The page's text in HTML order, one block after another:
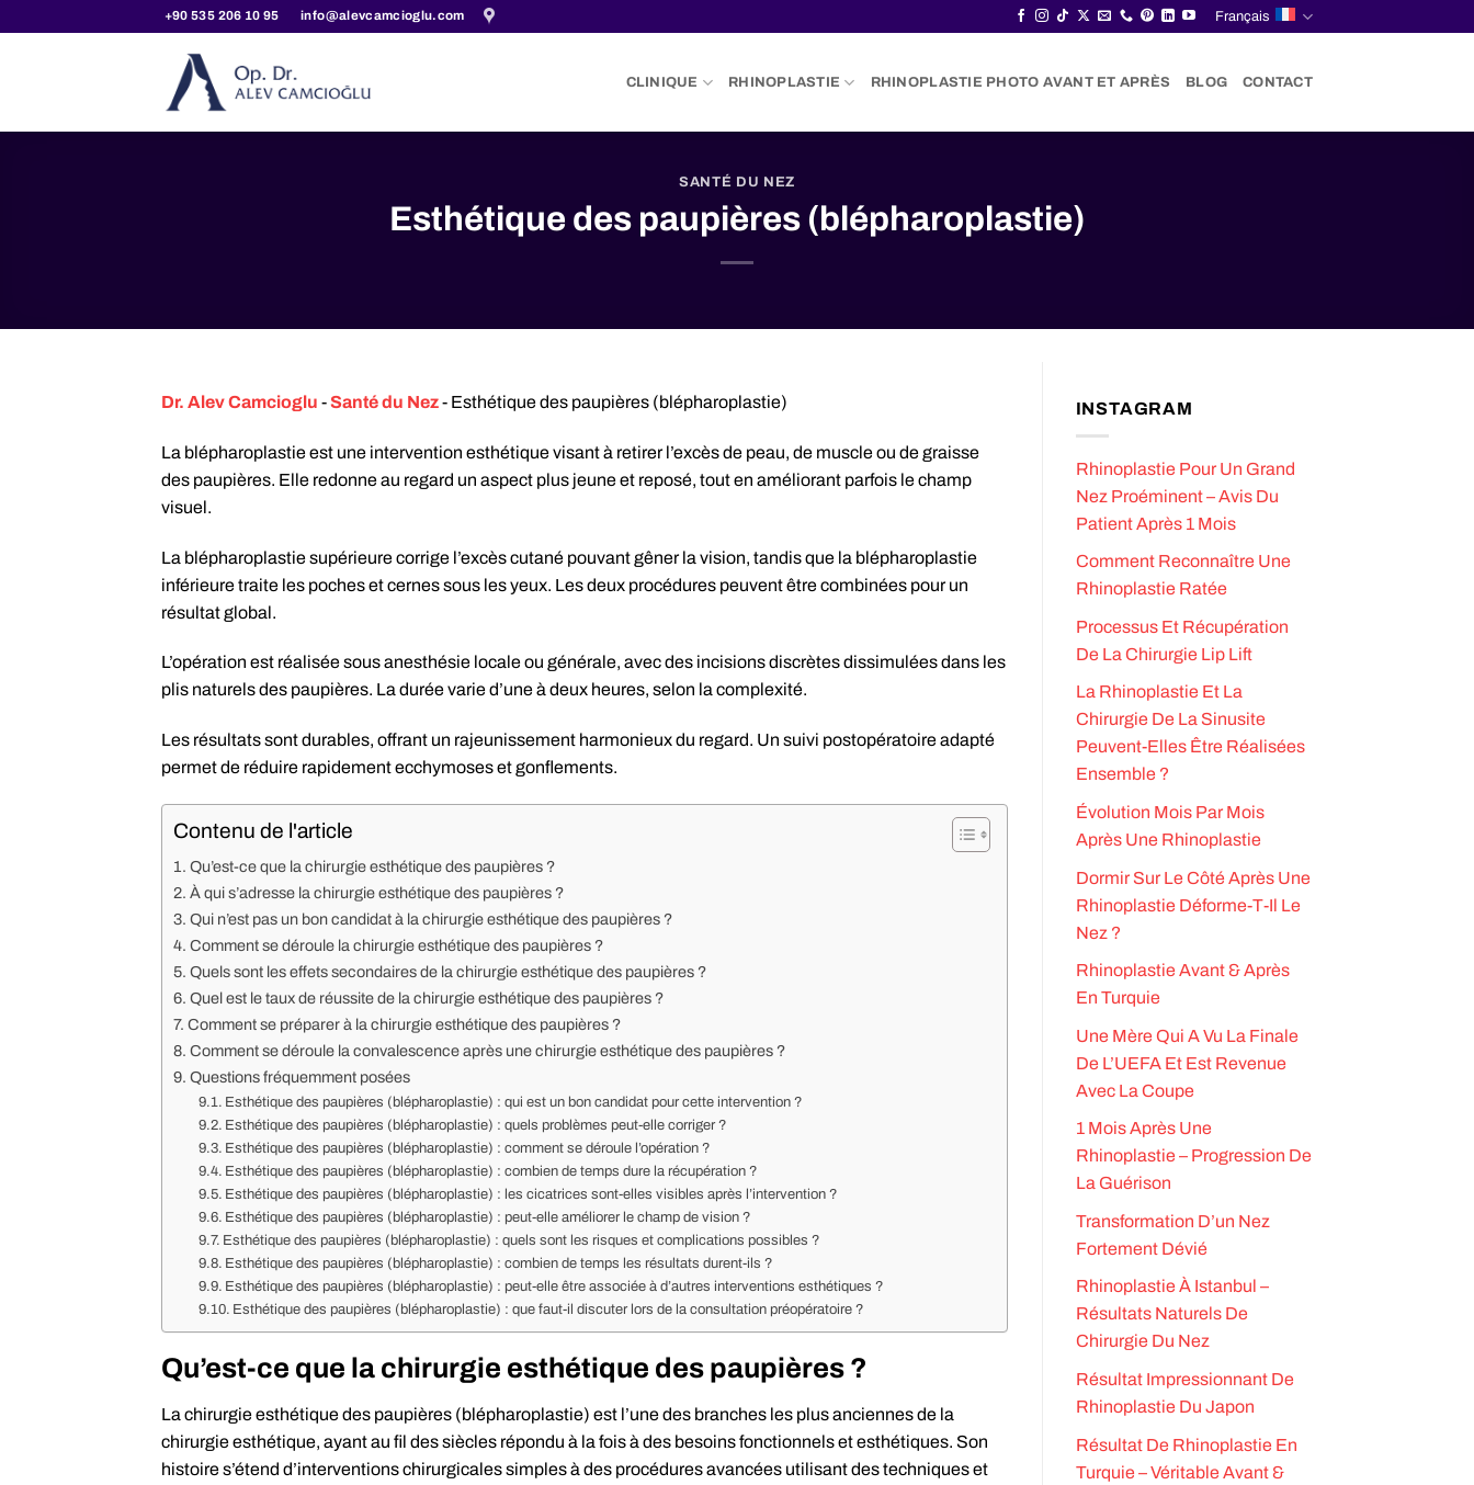
+90 535 206 10 95 info@alevcamcioglu.com Français
CLINIQUE RHINOPLASTIE RHINOPLASTIE PHOTO AVANT ET APRÈS BLOG CONTACT
SANTÉ DU NEZ
Esthétique des paupières (blépharoplastie)
Dr. Alev Camcioglu -Santé du Nez- Esthétique des paupières (blépharoplastie)
La blépharoplastie est une intervention esthétique visant à retirer l’excès de peau, de muscle ou de graisse
des paupières. Elle redonne au regard un aspect plus jeune et reposé, tout en améliorant parfois le champ
visuel.
La blépharoplastie supérieure corrige l’excès cutané pouvant gêner la vision, tandis que la blépharoplastie
inférieure traite les poches et cernes sous les yeux. Les deux procédures peuvent être combinées pour un
résultat global.
L’opération est réalisée sous anesthésie locale ou générale, avec des incisions discrètes dissimulées dans les
plis naturels des paupières. La durée varie d’une à deux heures, selon la complexité.
Les résultats sont durables, offrant un rajeunissement harmonieux du regard. Un suivi postopératoire adapté
permet de réduire rapidement ecchymoses et gonflements.
Contenu de l'article
Qu’est-ce que la chirurgie esthétique des paupières ?
À qui s’adresse la chirurgie esthétique des paupières ?
Qui n’est pas un bon candidat à la chirurgie esthétique des paupières ?
Comment se déroule la chirurgie esthétique des paupières ?
Quels sont les effets secondaires de la chirurgie esthétique des paupières ?
Quel est le taux de réussite de la chirurgie esthétique des paupières ?
Comment se préparer à la chirurgie esthétique des paupières ?
Comment se déroule la convalescence après une chirurgie esthétique des paupières ?
Questions fréquemment posées
Esthétique des paupières (blépharoplastie) : qui est un bon candidat pour cette intervention ?
Esthétique des paupières (blépharoplastie) : quels problèmes peut-elle corriger ?
Esthétique des paupières (blépharoplastie) : comment se déroule l’opération ?
Esthétique des paupières (blépharoplastie) : combien de temps dure la récupération ?
Esthétique des paupières (blépharoplastie) : les cicatrices sont-elles visibles après l’intervention ?
Esthétique des paupières (blépharoplastie) : peut-elle améliorer le champ de vision ?
Esthétique des paupières (blépharoplastie) : quels sont les risques et complications possibles ?
Esthétique des paupières (blépharoplastie) : combien de temps les résultats durent-ils ?
Esthétique des paupières (blépharoplastie) : peut-elle être associée à d’autres interventions esthétiques ?
Esthétique des paupières (blépharoplastie) : que faut-il discuter lors de la consultation préopératoire ?
Qu’est-ce que la chirurgie esthétique des paupières ?
La chirurgie esthétique des paupières (blépharoplastie) est l’une des branches les plus anciennes de la
chirurgie esthétique, ayant au fil des siècles répondu à la fois à des besoins fonctionnels et esthétiques. Son
histoire s’étend d’interventions chirurgicales simples à des procédures avancées utilisant des techniques et
INSTAGRAM
Rhinoplastie Pour Un Grand
Nez Proéminent – Avis Du
Patient Après 1 Mois
Comment Reconnaître Une
Rhinoplastie Ratée
Processus Et Récupération
De La Chirurgie Lip Lift
La Rhinoplastie Et La
Chirurgie De La Sinusite
Peuvent-Elles Être Réalisées
Ensemble ?
Évolution Mois Par Mois
Après Une Rhinoplastie
Dormir Sur Le Côté Après Une
Rhinoplastie Déforme-T-Il Le
Nez ?
Rhinoplastie Avant & Après
En Turquie
Une Mère Qui A Vu La Finale
De L’UEFA Et Est Revenue
Avec La Coupe
1 Mois Après Une
Rhinoplastie – Progression De
La Guérison
Transformation D’un Nez
Fortement Dévié
Rhinoplastie À Istanbul –
Résultats Naturels De
Chirurgie Du Nez
Résultat Impressionnant De
Rhinoplastie Du Japon
Résultat De Rhinoplastie En
Turquie – Véritable Avant &